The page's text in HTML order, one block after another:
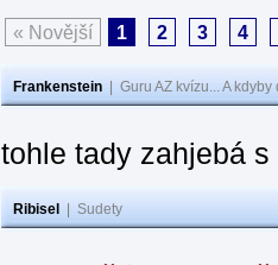
« Novější 1 2 3 4
Frankenstein Guru AZ kvízu... A
tohle tady zahjebá
Ribisel Sudety